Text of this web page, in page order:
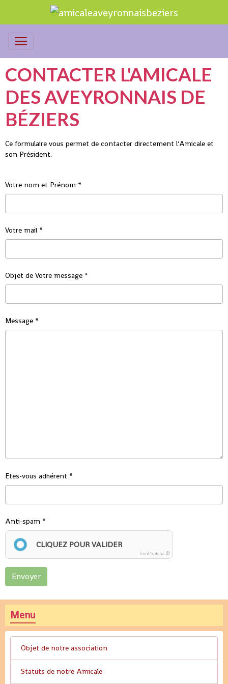
CONTACTER L'AMICALE
DES AVEYRONNAIS DE
BÉZIERS
Ce formulaire vous permet de contacter directement l'Amicale et
son Président.
Votre nom et Prénom
Votre mail
Objet de Votre message
Message
Etes-vous adhérent
Anti-spam
CLIQUEZ POUR VALIDER
IconCaptcha ©
Envoyer
Menu
Objet de notre association
Statuts de notre Amicale